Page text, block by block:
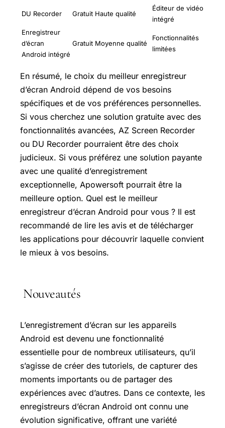
DU Recorder Gratuit Haute qualité
Éditeur de vidéo
intégré
Enregistreur
d’écran
Android intégré
Gratuit Moyenne qualité
Fonctionnalités
limitées
En résumé, le choix du meilleur enregistreur
d’écran Android dépend de vos besoins
spécifiques et de vos préférences personnelles.
Si vous cherchez une solution gratuite avec des
fonctionnalités avancées, AZ Screen Recorder
ou DU Recorder pourraient être des choix
judicieux. Si vous préférez une solution payante
avec une qualité d’enregistrement
exceptionnelle, Apowersoft pourrait être la
meilleure option. Quel est le meilleur
enregistreur d’écran Android pour vous ? Il est
recommandé de lire les avis et de télécharger
les applications pour découvrir laquelle convient
le mieux à vos besoins.
Nouveautés
L’enregistrement d’écran sur les appareils
Android est devenu une fonctionnalité
essentielle pour de nombreux utilisateurs, qu’il
s’agisse de créer des tutoriels, de capturer des
moments importants ou de partager des
expériences avec d’autres. Dans ce contexte, les
enregistreurs d’écran Android ont connu une
évolution significative, offrant une variété